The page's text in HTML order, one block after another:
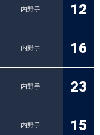
内野手
12
内野手
16
内野手
23
内野手
15